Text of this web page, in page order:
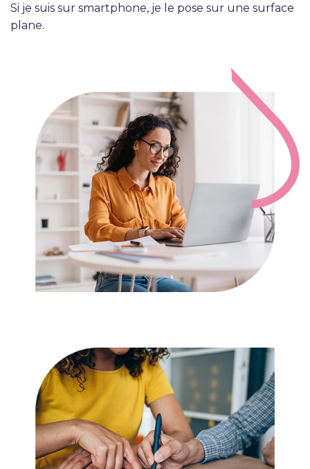
Si je suis sur smartphone, je le pose sur une surface
plane.